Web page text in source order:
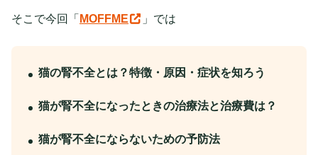
そこで今回「 MOFFME 」では
猫の腎不全とは？特徴・原因・症状を知ろう
猫が腎不全になったときの治療法と治療費は？
猫が腎不全にならないための予防法